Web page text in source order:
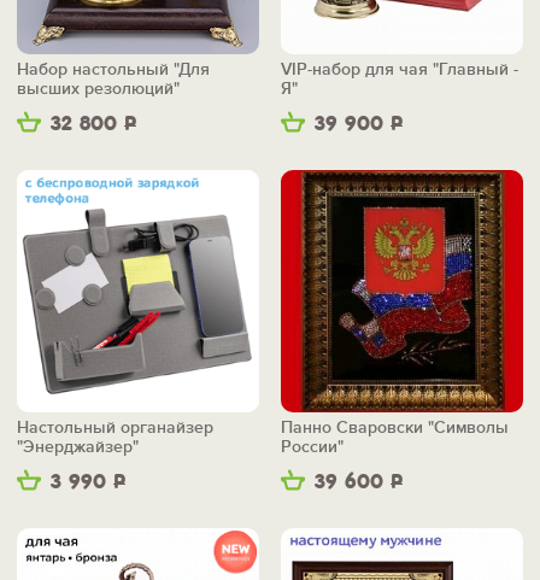
32 800 Р
Набор настольный "Для
высших резолюций"
39 900 Р
VIP-набор для чая "Главный -
Я"
3 990 Р
Настольный органайзер
"Энерджайзер"
39 600 Р
Панно Сваровски "Символы
России"